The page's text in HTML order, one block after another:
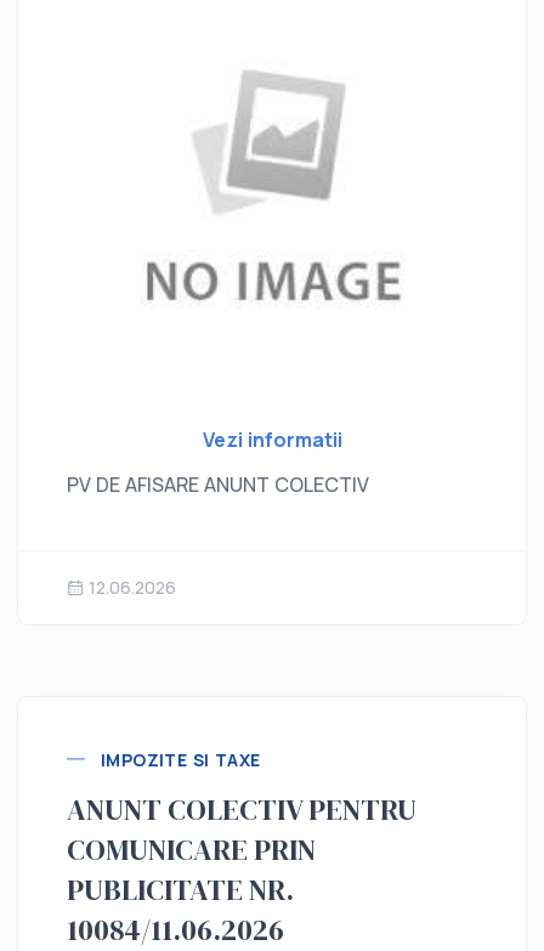
Vezi informatii
PV DE AFISARE ANUNT COLECTIV
12.06.2026
IMPOZITE SI TAXE
ANUNT COLECTIV PENTRU
COMUNICARE PRIN
PUBLICITATE NR.
10084/11.06.2026